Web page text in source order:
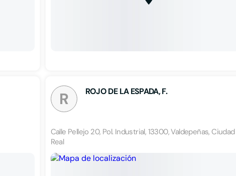
R ROJO DE LA ESPADA, F.
Calle Pellejo 20, Pol. Industrial, 13300, Valdepeñas, Ciudad
Real